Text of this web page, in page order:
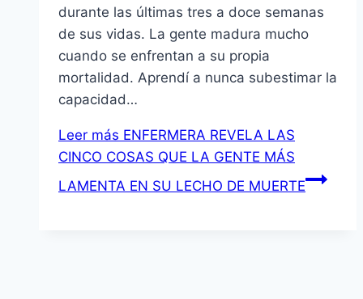
durante las últimas tres a doce semanas
de sus vidas. La gente madura mucho
cuando se enfrentan a su propia
mortalidad. Aprendí a nunca subestimar la
capacidad…
Leer más ENFERMERA REVELA LAS
CINCO COSAS QUE LA GENTE MÁS
LAMENTA EN SU LECHO DE MUERTE